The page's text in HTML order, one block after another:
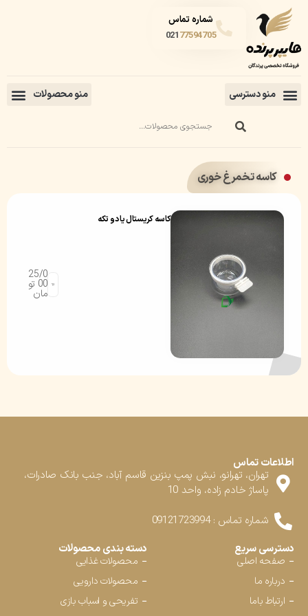
شماره تماس
02177594705
کاسه تخمرغ خوری
کاسه کریستال یا دو تکه
25/0
00 تو
مان
اطلاعات تماس
تهران، تهرانو، نبش پمپ بنزین قاسم آباد، جنب بانک صادرات،
پاساژ خادم زاده، واحد 10
شماره تماس : 09121723994
دسترسی سریع
صفحه اصلی
درباره ما
ارتباط باما
دسته بندی محصولات
محصولات غذایی
محصولات دارویی
تفریحی و اسباب بازی